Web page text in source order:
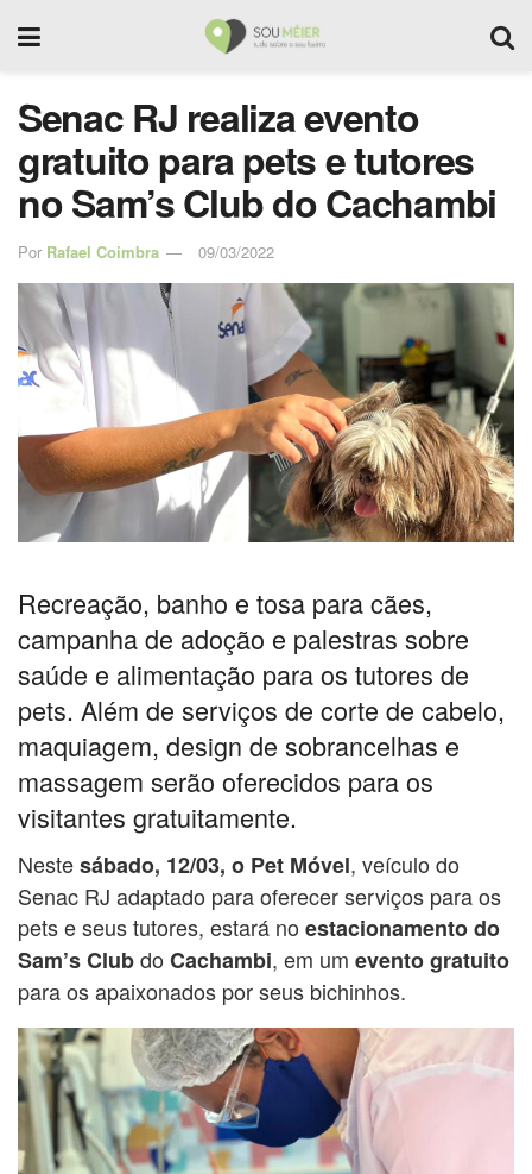
Senac RJ realiza evento
gratuito para pets e tutores
no Sam’s Club do Cachambi
Por Rafael Coimbra 09/03/2022
Recreação, banho e tosa para cães,
campanha de adoção e palestras sobre
saúde e alimentação para os tutores de
pets. Além de serviços de corte de cabelo,
maquiagem, design de sobrancelhas e
massagem serão oferecidos para os
visitantes gratuitamente.
Nestesábado, 12/03, o Pet Móvel, veículo do
Senac RJ adaptado para oferecer serviços para os
pets e seus tutores, estará no estacionamento do
Sam’s Clubdo Cachambi, em um evento gratuito
para os apaixonados por seus bichinhos.